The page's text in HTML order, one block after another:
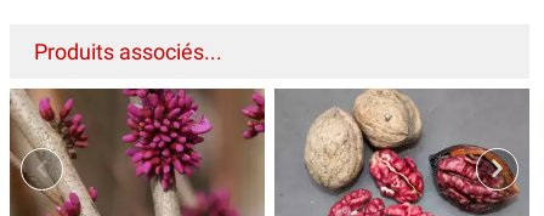
Produits associés...